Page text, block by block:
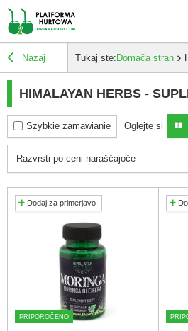
Nazaj Tukaj ste: Domača stran
HIMALAYAN HERBS -
Szybkie zamawianie Oglejte si
Razvrsti po ceni naraščajoče
Dodaj za primerjavo
PRIPOROČENO